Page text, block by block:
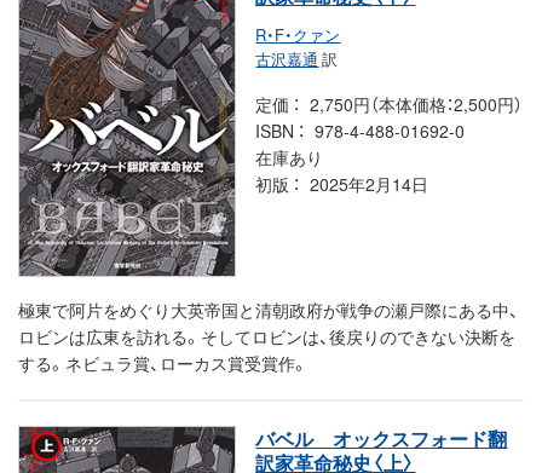
R・F・クァン
古沢嘉通 訳
定価
2,750円（本体価格：2,500円）
ISBN
978-4-488-01692-0
在庫あり
初版
2025年2月14日
極東で阿片をめぐり大英帝国と清朝政府が戦争の瀬戸際にある中、
ロビンは広東を訪れる。そしてロビンは、後戻りのできない決断を
する。ネビュラ賞、ローカス賞受賞作。
バベル オックスフォード翻
訳家革命秘史〈上〉